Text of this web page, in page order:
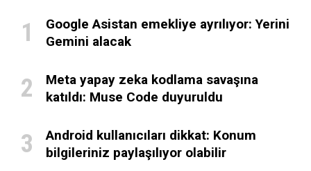
Google Asistan emekliye ayrılıyor: Yerini
Gemini alacak
Meta yapay zeka kodlama savaşına
katıldı: Muse Code duyuruldu
Android kullanıcıları dikkat: Konum
bilgileriniz paylaşılıyor olabilir